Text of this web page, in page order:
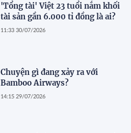
'Tổng tài' Việt 23 tuổi nắm khối
tài sản gần 6.000 tỉ đồng là ai?
11:33 30/07/2026
Chuyện gì đang xảy ra với
Bamboo Airways?
14:15 29/07/2026